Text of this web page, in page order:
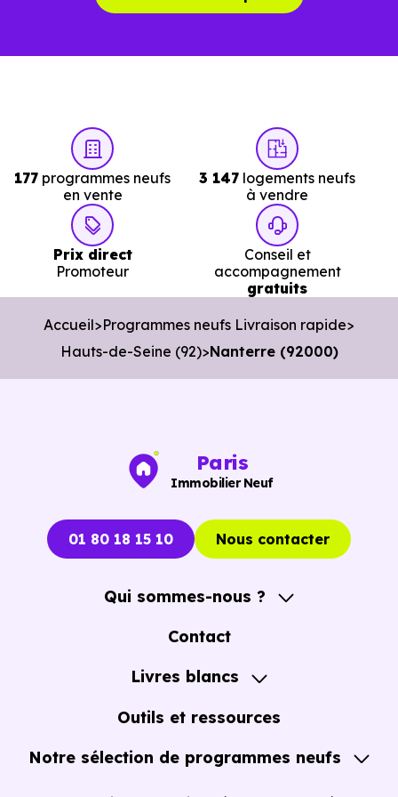
AvecImmobilier Neuf Paris,vous accédez directement
Nos conseillers vous permettent de :
Cibler les bons biens dès le départ.
Éviter les annonces obsolètes.
Organiser des visites pertinentes.
Avancer rapidement dans les démarches.
L’objectif est de vous faire gagner du temps sans vous
pousser à décider dans la précipitation.
opportunités concrètes.
177 programmes neufs
en vente
3 147 logements neufs
à vendre
Prix direct
Promoteur
Conseil et
accompagnement
gratuits
Accueil Programmes neufs Livraison rapide
Hauts-de-Seine (92) Nanterre (92000)
Paris
Immobilier Neuf
01 80 18 15 10 Nous contacter
Qui sommes-nous ?
A propos
Contact
Livres blancs
Guide de l'Achat immobilier neuf en VEFA
Outils et ressources
Notre sélection de programmes neufs